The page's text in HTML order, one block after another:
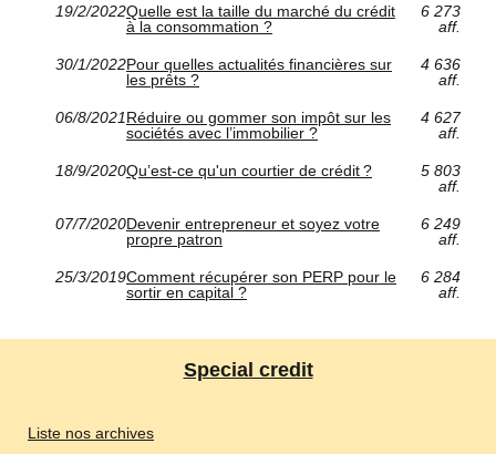
19/2/2022Quelle est la taille du marché du crédit
à la consommation ?
6 273
aff.
30/1/2022Pour quelles actualités financières sur
les prêts ?
4 636
aff.
06/8/2021Réduire ou gommer son impôt sur les
sociétés avec l’immobilier ?
4 627
aff.
18/9/2020Qu’est-ce qu'un courtier de crédit ?
5 803
aff.
07/7/2020Devenir entrepreneur et soyez votre
propre patron
6 249
aff.
25/3/2019Comment récupérer son PERP pour le
sortir en capital ?
6 284
aff.
Special credit
Liste nos archives